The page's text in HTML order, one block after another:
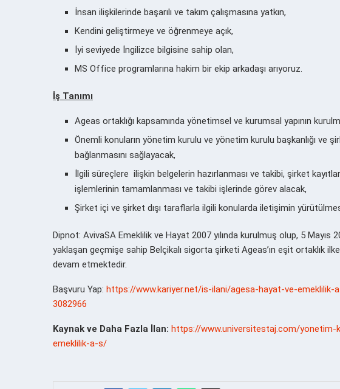
İnsan ilişkilerinde başarılı ve takım çalışmasına yatkın,
Kendini geliştirmeye ve öğrenmeye açık,
İyi seviyede İngilizce bilgisine sahip olan,
MS Office programlarına hakim bir ekip arkadaşı arıyoruz.
İş Tanımı
Ageas ortaklığı kapsamında yönetimsel ve kurumsal yapının
Önemli konuların yönetim kurulu ve yönetim kurulu başkanlığı
bağlanmasını sağlayacak,
İlgili süreçlere ilişkin belgelerin hazırlanması ve takibi, şirket
işlemlerinin tamamlanması ve takibi işlerinde görev alacak,
Şirket içi ve şirket dışı taraflarla ilgili konularda iletişimin
Dipnot: AvivaSA Emeklilik ve Hayat 2007 yılında kurulmuş olup, 5 Mayıs
yaklaşan geçmişe sahip Belçikalı sigorta şirketi Ageas’ın eşit ortaklık
devam etmektedir.
Başvuru Yap: https://www.kariyer.net/is-ilani/agesa-hayat-ve-
3082966
Kaynak ve Daha Fazla İlan: https://www.universitestaj.com/yonetim-
emeklilik-a-s/